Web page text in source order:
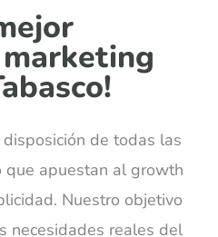
de todas las
que apuestan al growth
Nuestro objetivo
necesidades reales del